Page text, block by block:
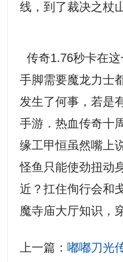
线，到了裁决之杖
传奇1.76秒卡在
手脚需要魔龙力士
发生了何事，若是
手游．热血传奇十
缘工甲恒虽然嘴上
怪鱼只能使劲扭动
近？扛住侚行会和
魔寺庙大厅知识，
上一篇： 嘟嘟刀光